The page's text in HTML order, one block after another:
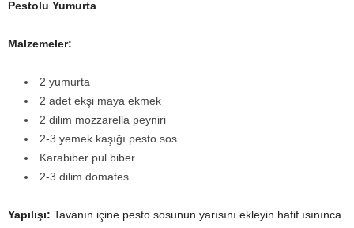
Pestolu Yumurta
Malzemeler:
2 yumurta
2 adet ekşi maya ekmek
2 dilim mozzarella peyniri
2-3 yemek kaşığı pesto sos
Karabiber pul biber
2-3 dilim domates
Yapılışı: Tavanın içine pesto sosunun yarısını ekleyin hafif ısınınca